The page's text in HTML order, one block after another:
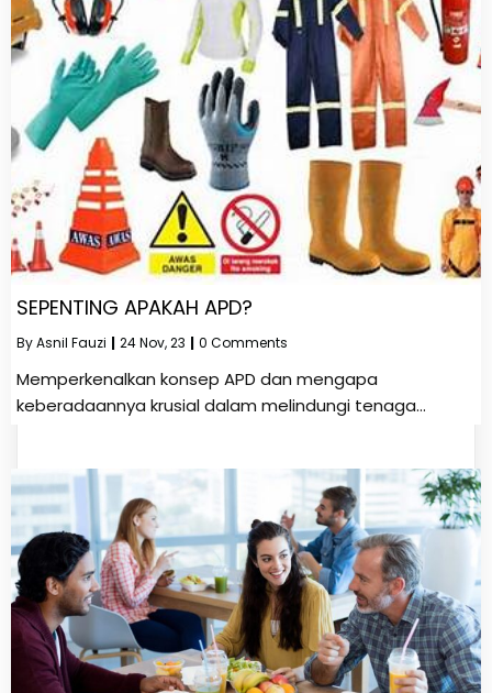
SEPENTING APAKAH APD?
ByAsnil Fauzi | 24Nov, 23 | 0 Comments
Memperkenalkan konsep APD dan mengapa
keberadaannya krusial dalam melindungi tenaga…